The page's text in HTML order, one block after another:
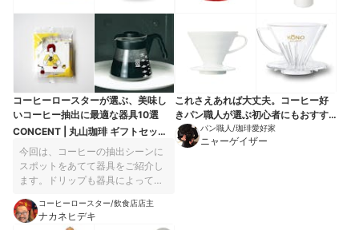
す。コーヒー好きの方や、これか
らえれば嬉しいです。私がおすす
めする11点を使えば、お家でおい
しいコーヒーを楽しめること間違
いなしです！
コーヒーロースターが選ぶ、美味し
いコーヒー抽出に最適な器具10選
CONCENT | 丸山珈琲 ギフトセット
609-30G
今回は、コーヒーの抽出シーンに
スポットをあてて器具をご紹介し
ます。ドリップも器具によって味
せてご自分のセットを組んでみて
ください。
コーヒーロースター/飲食店店主
ナカネヒデキ
これさえあれば大丈夫。コーヒー好
きパン職人が選ぶ初心者にもおすす
めコーヒーアイテム10選
パン職人/珈琲愛好家
ニャーゲイザー